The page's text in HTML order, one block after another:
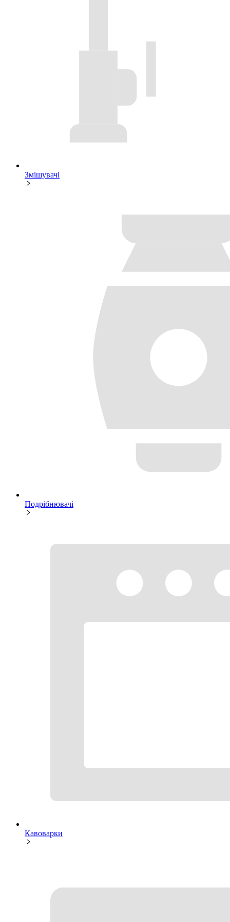
Змішувачі
Подрібнювачі
Кавоварки